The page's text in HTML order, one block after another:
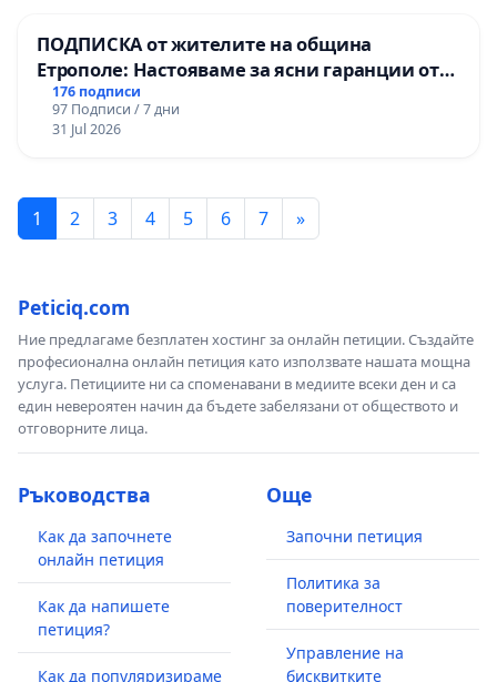
ПОДПИСКА от жителите на община
Етрополе: Настояваме за ясни гаранции от
“Елаците-МЕД” АД и от държавата, че ще се
изпълнят всички екологични норми!
176 подписи
97 Подписи / 7 дни
31 Jul 2026
1 2 3 4 5 6 7 »
Peticiq.com
Ние предлагаме безплатен хостинг за онлайн петиции. Създайте
професионална онлайн петиция като използвате нашата мощна
услуга. Петициите ни са споменавани в медиите всеки ден и са
един невероятен начин да бъдете забелязани от обществото и
отговорните лица.
Ръководства
Как да започнете
онлайн петиция
Как да напишете
петиция?
Как да популяризираме
Още
Започни петиция
Политика за
поверителност
Управление на
бисквитките